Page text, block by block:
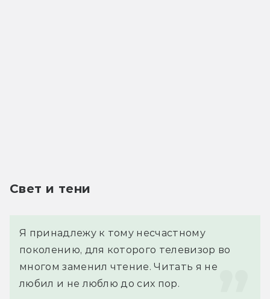
Свет и тени
Я принадлежу к тому несчастному
поколению, для которого телевизор во
многом заменил чтение. Читать я не
любил и не люблю до сих пор.